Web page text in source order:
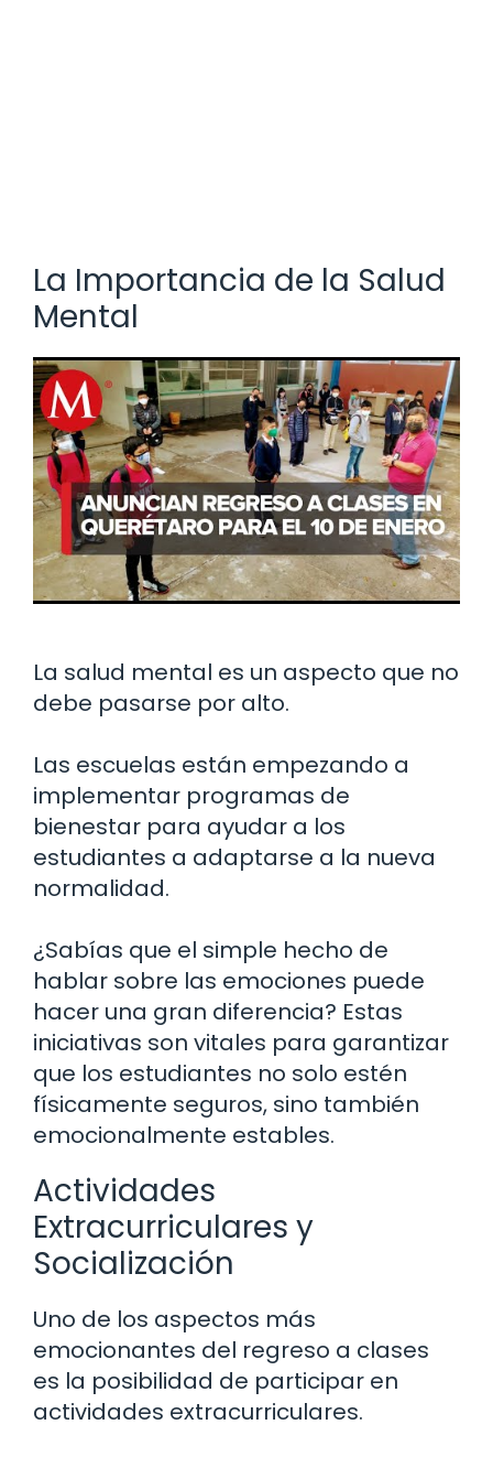
La Importancia de la Salud
Mental
La salud mental es un aspecto que no
debe pasarse por alto.
Las escuelas están empezando a
implementar programas de
bienestar para ayudar a los
estudiantes a adaptarse a la nueva
normalidad.
¿Sabías que el simple hecho de
hablar sobre las emociones puede
hacer una gran diferencia? Estas
iniciativas son vitales para garantizar
que los estudiantes no solo estén
físicamente seguros, sino también
emocionalmente estables.
Actividades
Extracurriculares y
Socialización
Uno de los aspectos más
emocionantes del regreso a clases
es la posibilidad de participar en
actividades extracurriculares.